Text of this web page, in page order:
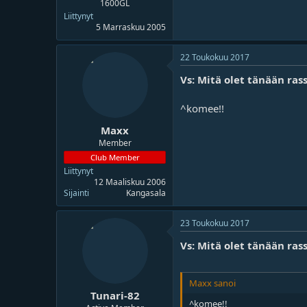
1600GL
Liittynyt
5 Marraskuu 2005
Maxx
Member
Club Member
Liittynyt
12 Maaliskuu 2006
Sijainti
Kangasala
22 Toukokuu 2017
Vs: Mitä olet tänään
^komee!!
Tunari-82
23 Toukokuu 2017
Vs: Mitä olet tänään
Maxx sanoi
^komee!!